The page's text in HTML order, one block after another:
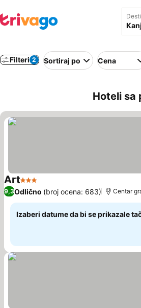
Filteri 2 Sortiraj po Cena
Hoteli sa
Art3 Zvezdice
9,3Odlično (broj ocena: 683) Centar
Izaberi datume da bi se prikazale